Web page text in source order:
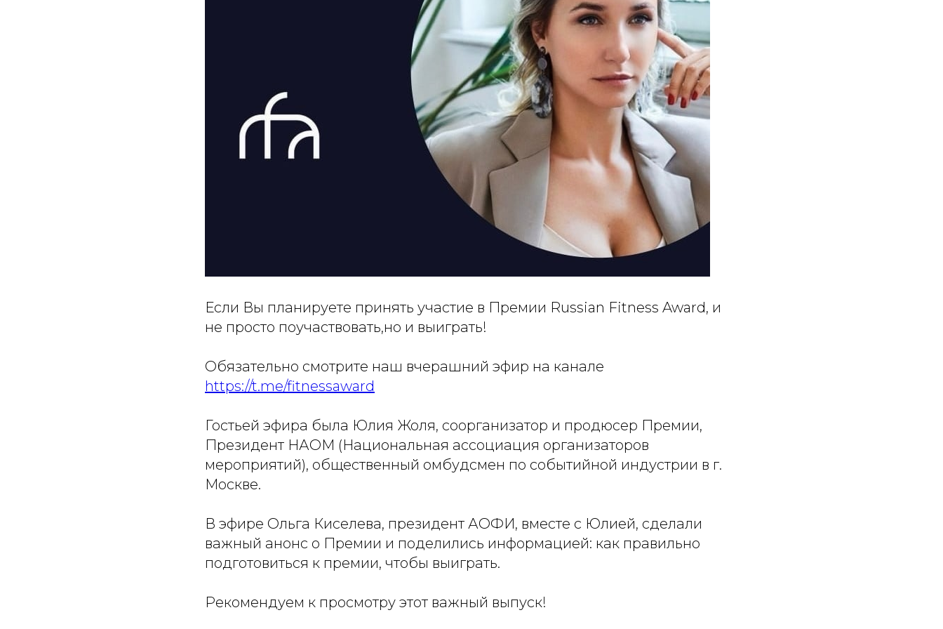
Если Вы планируете принять участие в Премии Russian Fitness Award, и
не просто поучаствовать,но и выиграть!
Обязательно смотрите наш вчерашний эфир на канале
https://t.me/fitnessaward
Гостьей эфира была Юлия Жоля, соорганизатор и продюсер Премии,
Президент НАОМ (Национальная ассоциация организаторов
мероприятий), общественный омбудсмен по событийной индустрии в г.
Москве.
В эфире Ольга Киселева, президент АОФИ, вместе с Юлией, сделали
важный анонс о Премии и поделились информацией: как правильно
подготовиться к премии, чтобы выиграть.
Рекомендуем к просмотру этот важный выпуск!